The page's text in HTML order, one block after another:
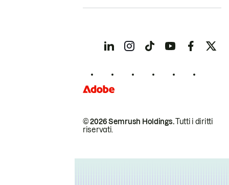
© 2026 Semrush Holdings.Tutti i diritti
riservati.